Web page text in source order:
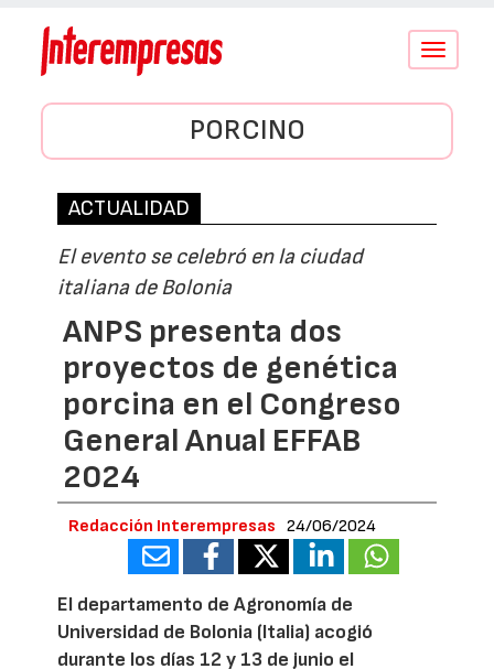
Conmutar
PORCINO
ACTUALIDAD
El evento se celebró en la ciudad
italiana de Bolonia
ANPS presenta dos
proyectos de genética
porcina en el Congreso
General Anual EFFAB
2024
Redacción Interempresas 24/06/2024
El departamento de Agronomía de
Universidad de Bolonia (Italia) acogió
durante los días 12 y 13 de junio el